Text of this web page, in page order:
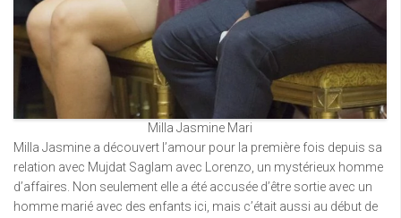
Milla Jasmine Mari
Milla Jasmine a découvert l’amour pour la première fois depuis sa
relation avec Mujdat Saglam avec Lorenzo, un mystérieux homme
d’affaires. Non seulement elle a été accusée d’être sortie avec un
homme marié avec des enfants ici, mais c’était aussi au début de